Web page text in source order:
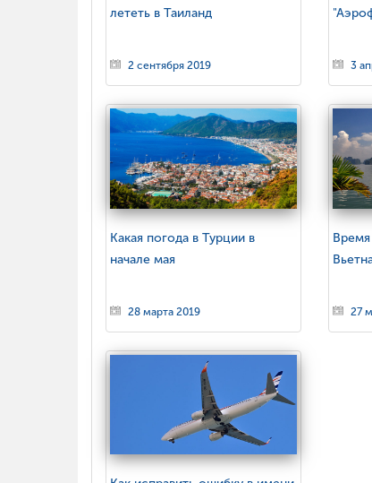
лететь в Таиланд
2 сентября 2019 3
Какая погода в Турции в
начале мая
28 марта 2019 27